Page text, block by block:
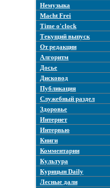
Немузыка
Macht Frei
Time o'clock
Текущий выпуск
От редакции
Алгоритм
Досье
Дисковод
Публикация
Служебный раздел
Здоровье
Интернет
Интервью
Книги
Комментарии
Культура
Курицын Daily
Лесные дали